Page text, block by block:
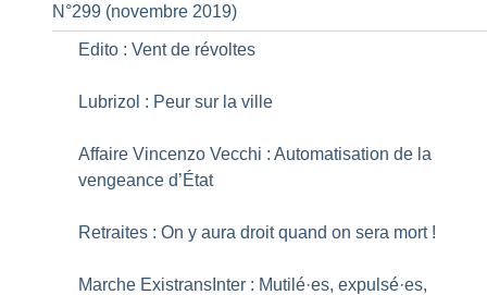
N°299 (novembre 2019)
Edito : Vent de révoltes
Lubrizol : Peur sur la ville
Affaire Vincenzo Vecchi : Automatisation de la
vengeance d’État
Retraites : On y aura droit quand on sera mort !
Marche ExistransInter : Mutilé·es, expulsé·es,